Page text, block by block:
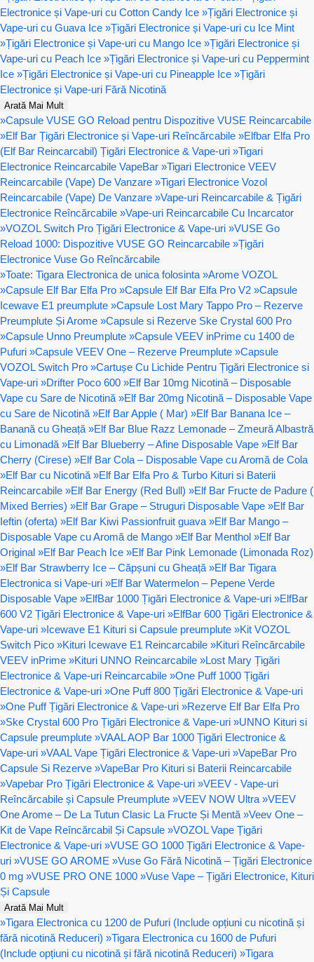
Electronice și Vape-uri cu Cotton Candy Ice »Țigări Electronice și
Vape-uri cu Guava Ice »Țigări Electronice și Vape-uri cu Ice Mint
»Țigări Electronice și Vape-uri cu Mango Ice »Țigări Electronice și
Vape-uri cu Peach Ice »Țigări Electronice și Vape-uri cu Peppermint
Ice »Țigări Electronice și Vape-uri cu Pineapple Ice »Țigări
Electronice și Vape-uri Fără Nicotină
Arată Mai Mult
»Capsule VUSE GO Reload pentru Dispozitive VUSE Reincarcabile
»Elf Bar Țigări Electronice și Vape-uri Reîncărcabile »Elfbar Elfa Pro
(Elf Bar Reincarcabil) Țigări Electronice & Vape-uri »Tigari
Electronice Reincarcabile VapeBar »Tigari Electronice VEEV
Reincarcabile (Vape) De Vanzare »Tigari Electronice Vozol
Reincarcabile (Vape) De Vanzare »Vape-uri Reincarcabile & Țigări
Electronice Reîncărcabile »Vape-uri Reincarcabile Cu Incarcator
»VOZOL Switch Pro Țigări Electronice & Vape-uri »VUSE Go
Reload 1000: Dispozitive VUSE GO Reincarcabile »Țigări
Electronice Vuse Go Reîncărcabile
»Toate: Tigara Electronica de unica folosinta »Arome VOZOL
»Capsule Elf Bar Elfa Pro »Capsule Elf Bar Elfa Pro V2 »Capsule
Icewave E1 preumplute »Capsule Lost Mary Tappo Pro – Rezerve
Preumplute Și Arome »Capsule si Rezerve Ske Crystal 600 Pro
»Capsule Unno Preumplute »Capsule VEEV inPrime cu 1400 de
Pufuri »Capsule VEEV One – Rezerve Preumplute »Capsule
VOZOL Switch Pro »Cartușe Cu Lichide Pentru Țigări Electronice si
Vape-uri »Drifter Poco 600 »Elf Bar 10mg Nicotină – Disposable
Vape cu Sare de Nicotină »Elf Bar 20mg Nicotină – Disposable Vape
cu Sare de Nicotină »Elf Bar Apple ( Mar) »Elf Bar Banana Ice –
Banană cu Gheață »Elf Bar Blue Razz Lemonade – Zmeură Albastră
cu Limonadă »Elf Bar Blueberry – Afine Disposable Vape »Elf Bar
Cherry (Cirese) »Elf Bar Cola – Disposable Vape cu Aromă de Cola
»Elf Bar cu Nicotină »Elf Bar Elfa Pro & Turbo Kituri si Baterii
Reincarcabile »Elf Bar Energy (Red Bull) »Elf Bar Fructe de Padure (
Mixed Berries) »Elf Bar Grape – Struguri Disposable Vape »Elf Bar
Ieftin (oferta) »Elf Bar Kiwi Passionfruit guava »Elf Bar Mango –
Disposable Vape cu Aromă de Mango »Elf Bar Menthol »Elf Bar
Original »Elf Bar Peach Ice »Elf Bar Pink Lemonade (Limonada Roz)
»Elf Bar Strawberry Ice – Căpșuni cu Gheață »Elf Bar Tigara
Electronica si Vape-uri »Elf Bar Watermelon – Pepene Verde
Disposable Vape »ElfBar 1000 Țigări Electronice & Vape-uri »ElfBar
600 V2 Țigări Electronice & Vape-uri »ElfBar 600 Țigări Electronice &
Vape-uri »Icewave E1 Kituri si Capsule preumplute »Kit VOZOL
Switch Pico »Kituri Icewave E1 Reincarcabile »Kituri Reîncărcabile
VEEV inPrime »Kituri UNNO Reincarcabile »Lost Mary Țigări
Electronice & Vape-uri Reincarcabile »One Puff 1000 Țigări
Electronice & Vape-uri »One Puff 800 Țigări Electronice & Vape-uri
»One Puff Țigări Electronice & Vape-uri »Rezerve Elf Bar Elfa Pro
»Ske Crystal 600 Pro Țigări Electronice & Vape-uri »UNNO Kituri si
Capsule preumplute »VAAL AOP Bar 1000 Țigări Electronice &
Vape-uri »VAAL Vape Țigări Electronice & Vape-uri »VapeBar Pro
Capsule Si Rezerve »VapeBar Pro Kituri si Baterii Reincarcabile
»Vapebar Pro Țigări Electronice & Vape-uri »VEEV - Vape-uri
Reîncărcabile și Capsule Preumplute »VEEV NOW Ultra »VEEV
One Arome – De La Tutun Clasic La Fructe Și Mentă »Veev One –
Kit de Vape Reîncărcabil Și Capsule »VOZOL Vape Țigări
Electronice & Vape-uri »VUSE GO 1000 Țigări Electronice & Vape-
uri »VUSE GO AROME »Vuse Go Fără Nicotină – Țigări Electronice
0 mg »VUSE PRO ONE 1000 »Vuse Vape – Țigări Electronice, Kituri
Și Capsule
Arată Mai Mult
»Tigara Electronica cu 1200 de Pufuri (Include opțiuni cu nicotină și
fără nicotină Reduceri) »Tigara Electronica cu 1600 de Pufuri
(Include opțiuni cu nicotină și fără nicotină Reduceri) »Tigara